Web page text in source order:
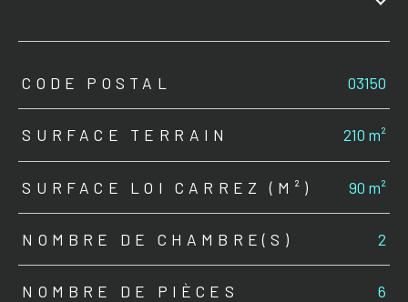
TRAD_ZEPHYR_Caracteristique TRAD_ZEPHYR_Valeurs
CODE POSTAL 03150
SURFACE TERRAIN 210 m²
SURFACE LOI CARREZ (M²) 90 m²
NOMBRE DE CHAMBRE(S) 2
NOMBRE DE PIÈCES 6